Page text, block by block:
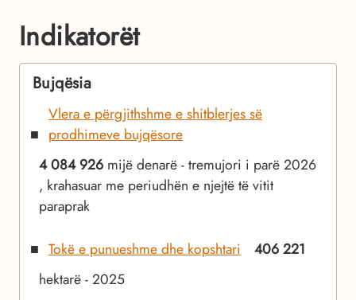
Indikatorët
Bujqësia
Vlera e përgjithshme e shitblerjes së
prodhimeve bujqësore
4 084 926 mijë denarë - tremujori i parë 2026
, krahasuar me periudhën e njejtë të vitit
paraprak
Tokë e punueshme dhe kopshtari
406 221
hektarë - 2025